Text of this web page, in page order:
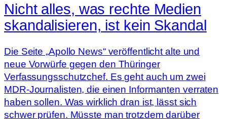
Nicht alles, was rechte Medien
skandalisieren, ist kein Skandal
Die Seite „Apollo News“ veröffentlicht alte und
neue Vorwürfe gegen den Thüringer
Verfassungsschutzchef. Es geht auch um zwei
MDR-Journalisten, die einen Informanten verraten
haben sollen. Was wirklich dran ist, lässt sich
schwer prüfen. Müsste man trotzdem darüber